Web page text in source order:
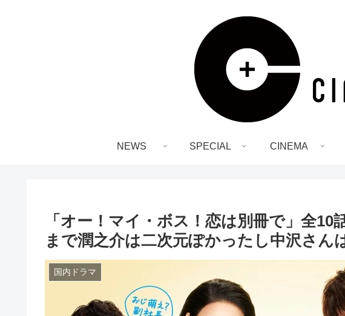
NEWS SPECIAL CINEMA
「オー！マイ・ボス！恋は別冊で」全
まで潤之介は二次元ぽかったし中沢さん
国内ドラマ